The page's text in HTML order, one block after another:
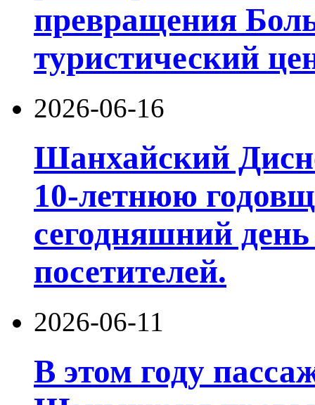
превращения
туристический
2026-06-16
Шанхайский
10-летнюю
сегодняшний
посетителей.
2026-06-11
В этом году